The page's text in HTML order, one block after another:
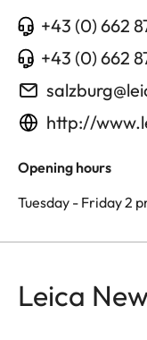
+43 (0) 662
+43 (0) 662
http://
Opening hours
Tuesday - Friday 2
Leica